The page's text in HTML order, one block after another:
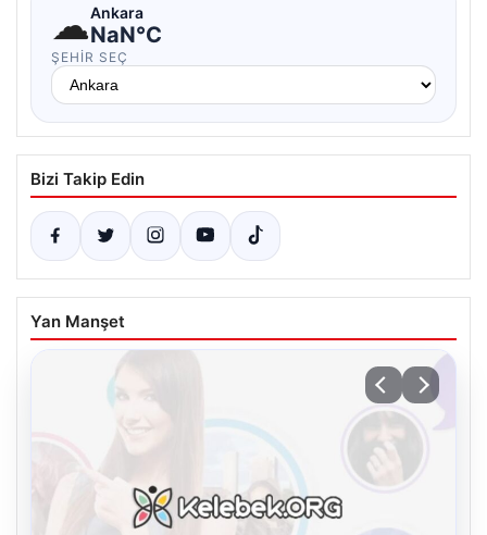
☁Ankara
NaN°C
ŞEHIR SEÇ
Bizi Takip Edin
Yan Manşet